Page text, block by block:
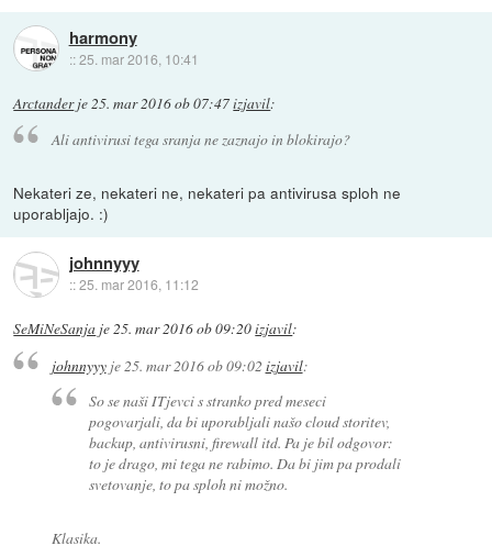
harmony
::25. mar 2016, 10:41
Arctanderje 25. mar 2016 ob 07:47izjavil:
Ali antivirusi tega sranja ne zaznajo in blokirajo?
Nekateri ze, nekateri ne, nekateri pa antivirusa sploh ne
uporabljajo. :)
johnnyyy
::25. mar 2016, 11:12
SeMiNeSanja je25. mar 2016 ob 09:20izjavil:
johnnyyyje 25. mar 2016 ob 09:02 izjavil:
So se naši ITjevci s stranko pred meseci
pogovarjali, da bi uporabljali našo cloud storitev,
backup, antivirusni, firewall itd. Pa je bil odgovor:
to je drago, mi tega ne rabimo. Da bi jim pa prodali
svetovanje, to pa sploh ni možno.
Klasika.